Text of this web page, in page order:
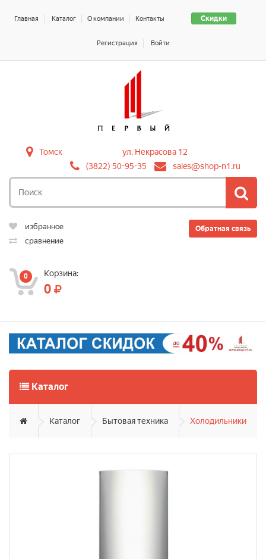
Скидки
Главная Каталог О компании Контакты
Регистрация Войти
Томск
ул. Некрасова 12
(3822) 50-95-35
sales@shop-n1.ru
Обратная связь
избранное
сравнение
0 Корзина:
0
Каталог
Каталог Бытовая техника Холодильники